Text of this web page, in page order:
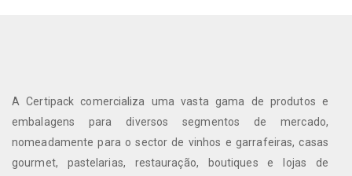
A Certipack comercializa uma vasta gama de produtos e
embalagens para diversos segmentos de mercado,
nomeadamente para o sector de vinhos e garrafeiras, casas
gourmet, pastelarias, restauração, boutiques e lojas de